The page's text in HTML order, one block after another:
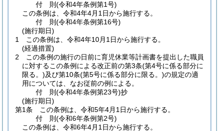
付 則(令和4年条例第1号)
この条例は、令和4年4月1日から施行する。
付 則(令和4年条例第16号)
(施行期日)
1
この条例は、令和4年10月1日から施行する。
(経過措置)
2
この条例の施行の日前に育児休業等計画書を提出した職員
に対するこの条例による改正前の第3条(第4号に係る部分に
限る。)及び第10条(第5号に係る部分に限る。)の規定の適
用については、なお従前の例による。
付 則(令和4年条例第23号)抄
(施行期日)
第1条
この条例は、令和5年4月1日から施行する。
付 則(令和6年条例第2号)
この条例は、令和6年4月1日から施行する。